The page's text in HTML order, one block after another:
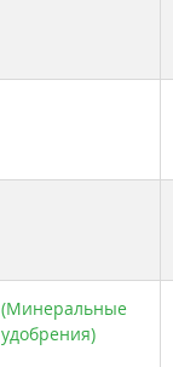
(Минеральные
удобрения)